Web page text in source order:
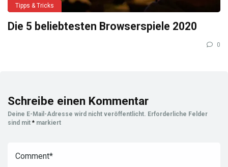
Tipps & Tricks
Die 5 beliebtesten Browserspiele 2020
0
Schreibe einen Kommentar
Deine E-Mail-Adresse wird nicht veröffentlicht. Erforderliche Felder
sind mit * markiert